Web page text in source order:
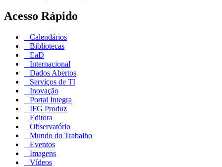
Acesso Rápido
Calendários
Bibliotecas
EaD
Internacional
Dados Abertos
Serviços de TI
Inovação
Portal Integra
IFG Produz
Editora
Observatório
Mundo do Trabalho
Eventos
Imagens
Vídeos